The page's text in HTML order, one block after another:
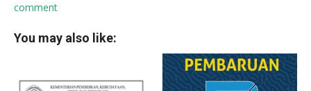
comment
You may also like: